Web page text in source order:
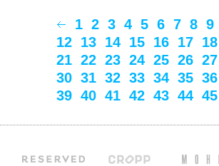
1 2 3 4 5 6 7 8 9
12 13 14 15 16 17 18
21 22 23 24 25 26 27
30 31 32 33 34 35 36
39 40 41 42 43 44 45